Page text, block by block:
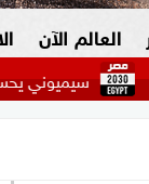
العالم الآن
يحسم موقفه